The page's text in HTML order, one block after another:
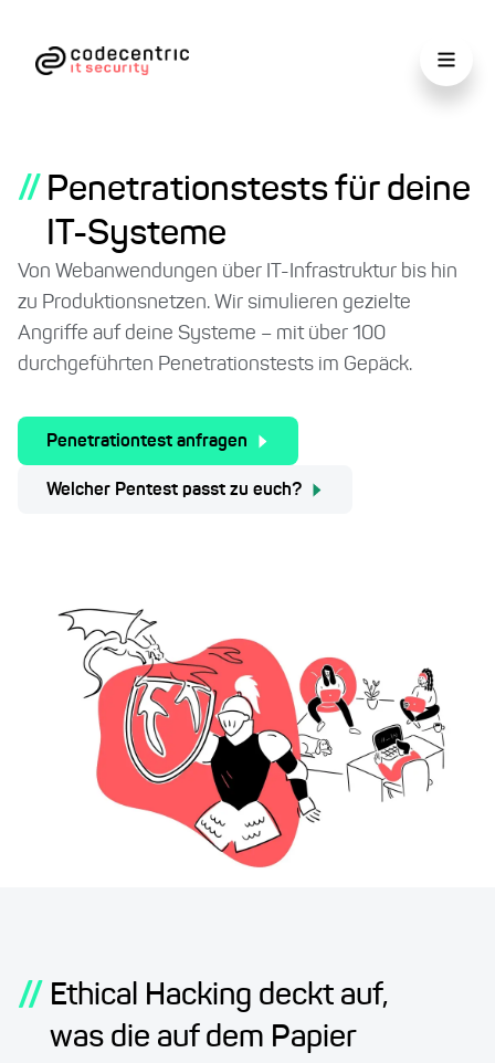
// Penetrationstests für deine
IT-Systeme
Von Webanwendungen über IT-Infrastruktur bis hin
zu Produktionsnetzen. Wir simulieren gezielte
Angriffe auf deine Systeme – mit über 100
durchgeführten Penetrationstests im Gepäck.
Penetrationtest anfragen
Welcher Pentest passt zu euch?
// Ethical Hacking deckt auf,
was die auf dem Papier